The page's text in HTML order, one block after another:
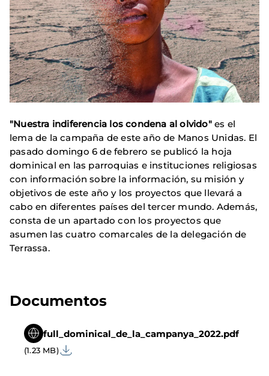
"Nuestra indiferencia los condena al olvido" es el
lema de la campaña de este año de Manos Unidas. El
pasado domingo 6 de febrero se publicó la hoja
dominical en las parroquias e instituciones religiosas
con información sobre la información, su misión y
objetivos de este año y los proyectos que llevará a
cabo en diferentes países del tercer mundo. Además,
consta de un apartado con los proyectos que
asumen las cuatro comarcales de la delegación de
Terrassa.
Documentos
full_dominical_de_la_campanya_2022.pdf
(1.23 MB)